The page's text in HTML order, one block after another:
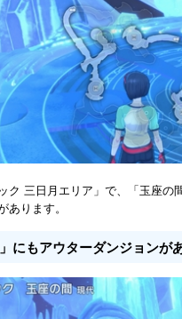
ク 三日月エリア」で、「玉座の
あります。
」にもアウターダンジョンが